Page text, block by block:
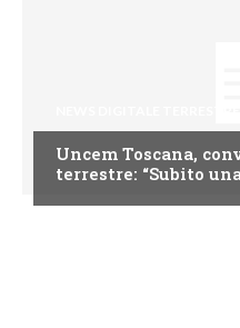
Uncem Toscana,
terrestre: “Subito